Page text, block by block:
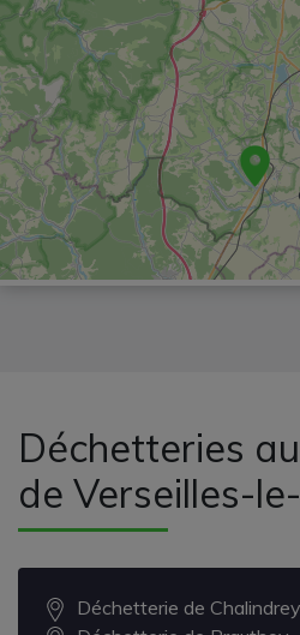
Déchetteries
de Verseilles-
Déchetterie de Chalindrey